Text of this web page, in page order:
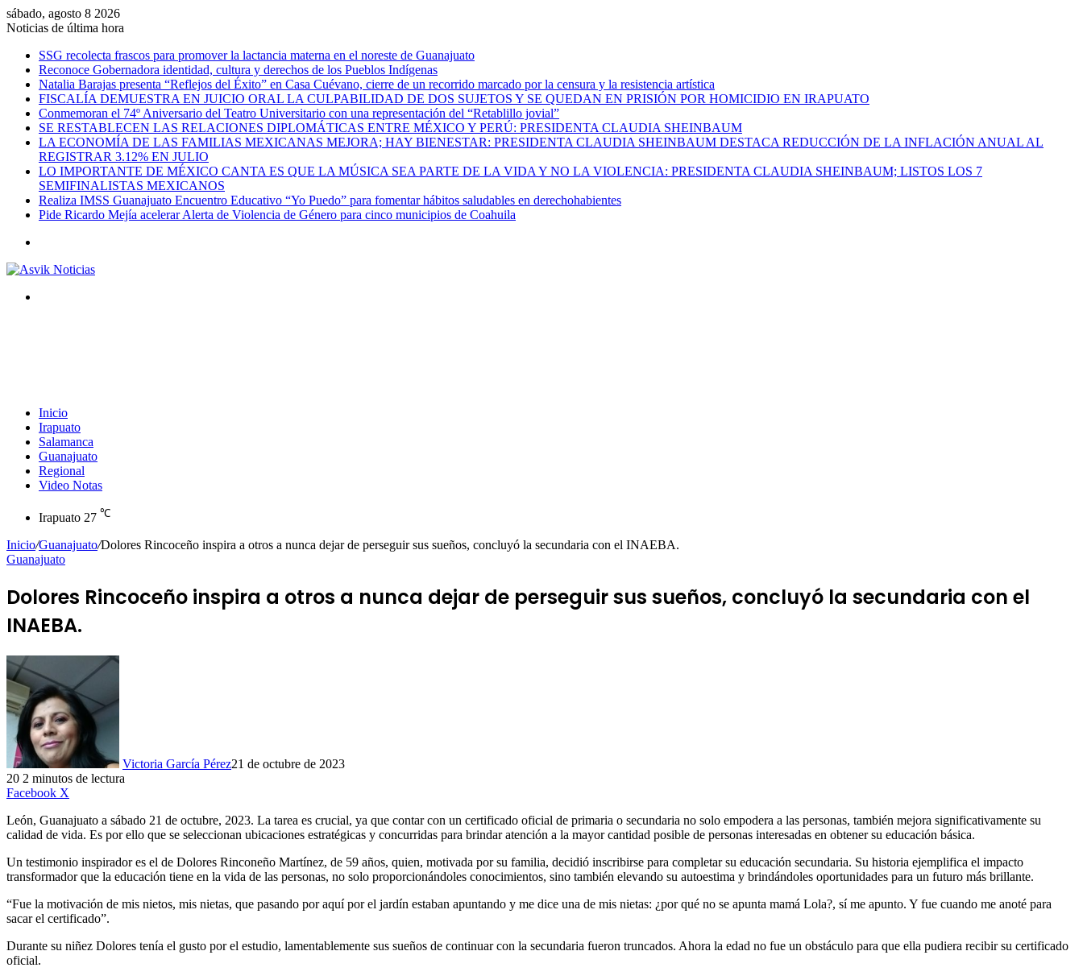
sábado, agosto 8 2026
Noticias de última hora
SSG recolecta frascos para promover la lactancia materna en el noreste de Guanajuato
Reconoce Gobernadora identidad, cultura y derechos de los Pueblos Indígenas
Natalia Barajas presenta “Reflejos del Éxito” en Casa Cuévano, cierre de un recorrido marcado por la censura y la resistencia artística
FISCALÍA DEMUESTRA EN JUICIO ORAL LA CULPABILIDAD DE DOS SUJETOS Y SE QUEDAN EN PRISIÓN POR HOMICIDIO EN IRAPUATO
Conmemoran el 74º Aniversario del Teatro Universitario con una representación del “Retablillo jovial”
SE RESTABLECEN LAS RELACIONES DIPLOMÁTICAS ENTRE MÉXICO Y PERÚ: PRESIDENTA CLAUDIA SHEINBAUM
LA ECONOMÍA DE LAS FAMILIAS MEXICANAS MEJORA; HAY BIENESTAR: PRESIDENTA CLAUDIA SHEINBAUM DESTACA REDUCCIÓN DE LA INFLACIÓN ANUAL AL
REGISTRAR 3.12% EN JULIO
LO IMPORTANTE DE MÉXICO CANTA ES QUE LA MÚSICA SEA PARTE DE LA VIDA Y NO LA VIOLENCIA: PRESIDENTA CLAUDIA SHEINBAUM; LISTOS LOS 7
SEMIFINALISTAS MEXICANOS
Realiza IMSS Guanajuato Encuentro Educativo “Yo Puedo” para fomentar hábitos saludables en derechohabientes
Pide Ricardo Mejía acelerar Alerta de Violencia de Género para cinco municipios de Coahuila
Inicio
Irapuato
Salamanca
Guanajuato
Regional
Video Notas
Irapuato 27 ℃
Inicio/Guanajuato/Dolores Rincoceño inspira a otros a nunca dejar de perseguir sus sueños, concluyó la secundaria con el INAEBA.
Guanajuato
Dolores Rincoceño inspira a otros a nunca dejar de perseguir sus sueños, concluyó la secundaria con el
INAEBA.
Victoria García Pérez21 de octubre de 2023
20 2 minutos de lectura
Facebook X
León, Guanajuato a sábado 21 de octubre, 2023. La tarea es crucial, ya que contar con un certificado oficial de primaria o secundaria no solo empodera a las personas, también mejora significativamente su
calidad de vida. Es por ello que se seleccionan ubicaciones estratégicas y concurridas para brindar atención a la mayor cantidad posible de personas interesadas en obtener su educación básica.
Un testimonio inspirador es el de Dolores Rinconeño Martínez, de 59 años, quien, motivada por su familia, decidió inscribirse para completar su educación secundaria. Su historia ejemplifica el impacto
transformador que la educación tiene en la vida de las personas, no solo proporcionándoles conocimientos, sino también elevando su autoestima y brindándoles oportunidades para un futuro más brillante.
“Fue la motivación de mis nietos, mis nietas, que pasando por aquí por el jardín estaban apuntando y me dice una de mis nietas: ¿por qué no se apunta mamá Lola?, sí me apunto. Y fue cuando me anoté para
sacar el certificado”.
Durante su niñez Dolores tenía el gusto por el estudio, lamentablemente sus sueños de continuar con la secundaria fueron truncados. Ahora la edad no fue un obstáculo para que ella pudiera recibir su certificado
oficial.